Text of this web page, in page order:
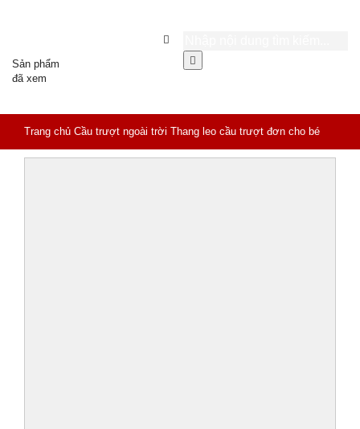
Sản phẩm
đã xem
Trang chủ Cầu trượt ngoài trời Thang leo cầu trượt đơn cho bé